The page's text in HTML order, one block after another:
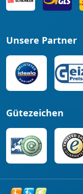
Unsere Partner
Gütezeichen